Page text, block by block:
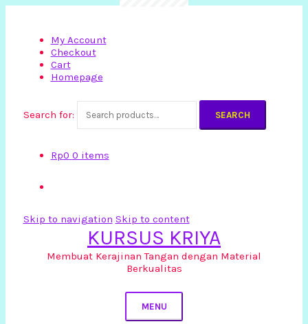
My Account
Checkout
Cart
Homepage
Search for: SEARCH
Rp0 0 items
Skip to navigation Skip to content
KURSUS KRIYA
Membuat Kerajinan Tangan dengan Material
Berkualitas
MENU